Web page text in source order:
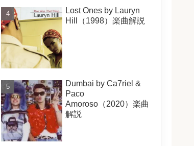
Lost Ones by Lauryn
Hill（1998）楽曲解説
Dumbai by Ca7riel &
Paco
Amoroso（2020）楽曲
解説